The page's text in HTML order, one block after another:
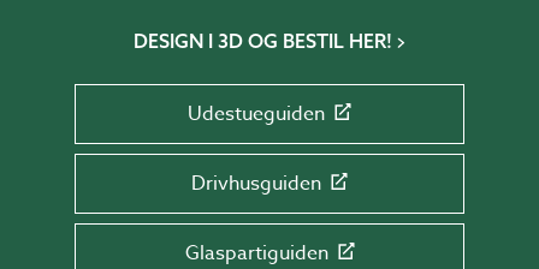
DESIGN I 3D OG BESTIL HER!
Udestueguiden
Drivhusguiden
Glaspartiguiden